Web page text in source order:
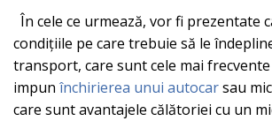
În cele ce urmează, vor fi prezentate
condițiile pe care trebuie să le
transport, care sunt cele mai
impun închirierea unui autocarsau
care sunt avantajele călătoriei cu un